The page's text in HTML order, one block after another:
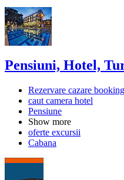
Pensiuni, Hotel,
Rezervare cazare
caut camera hotel
Pensiune
Show more
oferte excursii
Cabana